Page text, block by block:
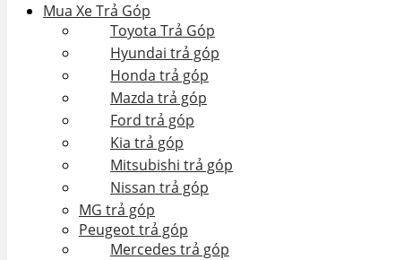
Mua Xe Trả Góp
Toyota Trả Góp
Hyundai trả góp
Honda trả góp
Mazda trả góp
Ford trả góp
Kia trả góp
Mitsubishi trả góp
Nissan trả góp
MG trả góp
Peugeot trả góp
Mercedes trả góp